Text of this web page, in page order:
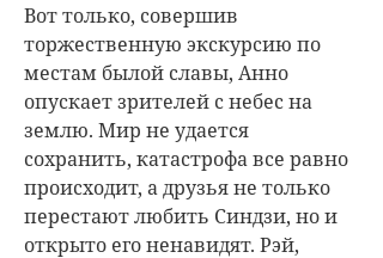
Вот только, совершив
торжественную экскурсию по
местам былой славы, Анно
опускает зрителей с небес на
землю. Мир не удается
сохранить, катастрофа все равно
происходит, а друзья не только
перестают любить Синдзи, но и
открыто его ненавидят. Рэй,